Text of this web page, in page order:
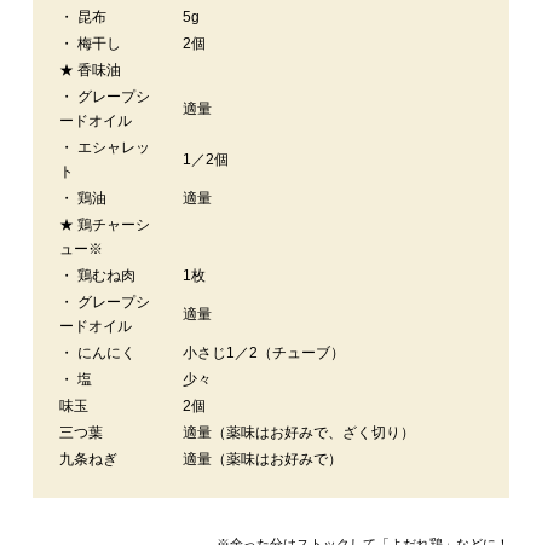
・ 昆布
5g
・ 梅干し
2個
★ 香味油
・ グレープシ
ードオイル
適量
・ エシャレッ
ト
1／2個
・ 鶏油
適量
★ 鶏チャーシ
ュー※
・ 鶏むね肉
1枚
・ グレープシ
ードオイル
適量
・ にんにく
小さじ1／2（チューブ）
・ 塩
少々
味玉
2個
三つ葉
適量（薬味はお好みで、ざく切り）
九条ねぎ
適量（薬味はお好みで）